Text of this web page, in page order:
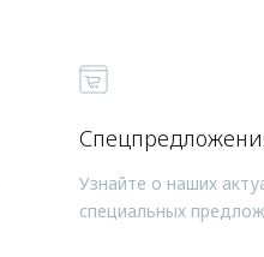
Узнайте о наших
специальных